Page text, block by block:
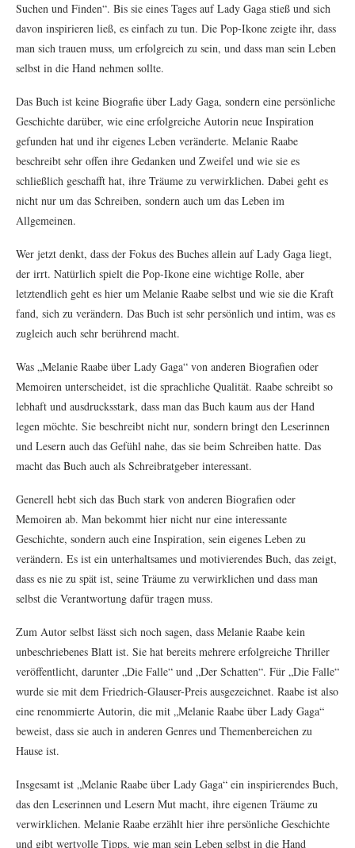
Suchen und Finden“. Bis sie eines Tages auf Lady Gaga stieß und sich
davon inspirieren ließ, es einfach zu tun. Die Pop-Ikone zeigte ihr, dass
man sich trauen muss, um erfolgreich zu sein, und dass man sein Leben
selbst in die Hand nehmen sollte.
Das Buch ist keine Biografie über Lady Gaga, sondern eine persönliche
Geschichte darüber, wie eine erfolgreiche Autorin neue Inspiration
gefunden hat und ihr eigenes Leben veränderte. Melanie Raabe
beschreibt sehr offen ihre Gedanken und Zweifel und wie sie es
schließlich geschafft hat, ihre Träume zu verwirklichen. Dabei geht es
nicht nur um das Schreiben, sondern auch um das Leben im
Allgemeinen.
Wer jetzt denkt, dass der Fokus des Buches allein auf Lady Gaga liegt,
der irrt. Natürlich spielt die Pop-Ikone eine wichtige Rolle, aber
letztendlich geht es hier um Melanie Raabe selbst und wie sie die Kraft
fand, sich zu verändern. Das Buch ist sehr persönlich und intim, was es
zugleich auch sehr berührend macht.
Was „Melanie Raabe über Lady Gaga“ von anderen Biografien oder
Memoiren unterscheidet, ist die sprachliche Qualität. Raabe schreibt so
lebhaft und ausdrucksstark, dass man das Buch kaum aus der Hand
legen möchte. Sie beschreibt nicht nur, sondern bringt den Leserinnen
und Lesern auch das Gefühl nahe, das sie beim Schreiben hatte. Das
macht das Buch auch als Schreibratgeber interessant.
Generell hebt sich das Buch stark von anderen Biografien oder
Memoiren ab. Man bekommt hier nicht nur eine interessante
Geschichte, sondern auch eine Inspiration, sein eigenes Leben zu
verändern. Es ist ein unterhaltsames und motivierendes Buch, das zeigt,
dass es nie zu spät ist, seine Träume zu verwirklichen und dass man
selbst die Verantwortung dafür tragen muss.
Zum Autor selbst lässt sich noch sagen, dass Melanie Raabe kein
unbeschriebenes Blatt ist. Sie hat bereits mehrere erfolgreiche Thriller
veröffentlicht, darunter „Die Falle“ und „Der Schatten“. Für „Die Falle“
wurde sie mit dem Friedrich-Glauser-Preis ausgezeichnet. Raabe ist also
eine renommierte Autorin, die mit „Melanie Raabe über Lady Gaga“
beweist, dass sie auch in anderen Genres und Themenbereichen zu
Hause ist.
Insgesamt ist „Melanie Raabe über Lady Gaga“ ein inspirierendes Buch,
das den Leserinnen und Lesern Mut macht, ihre eigenen Träume zu
verwirklichen. Melanie Raabe erzählt hier ihre persönliche Geschichte
und gibt wertvolle Tipps, wie man sein Leben selbst in die Hand